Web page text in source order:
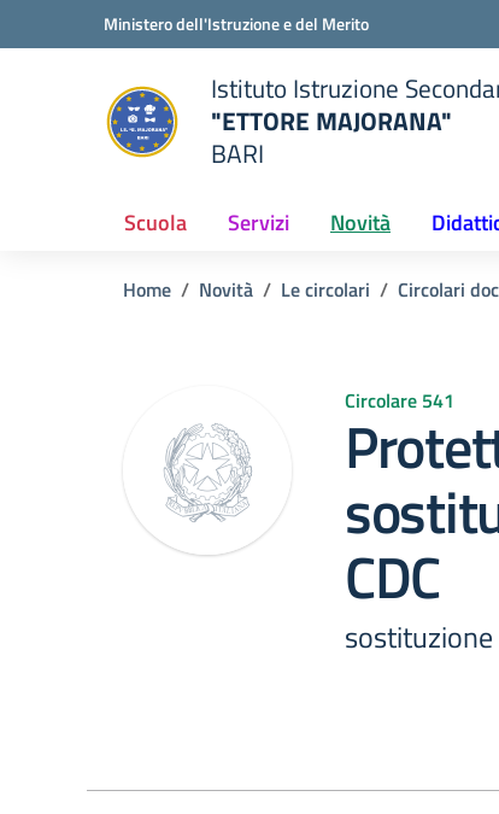
Vai ai contenuti
Vai al menu di navigazioneMinistero dell'Istruzione e del Merito
scuola
Istituto Istruzione
"ETTORE MAJORANA"
BARI
Scuola Servizi Novità
Home Novità Le circolari Circolari
Circolare 541
CDC
sostituzione